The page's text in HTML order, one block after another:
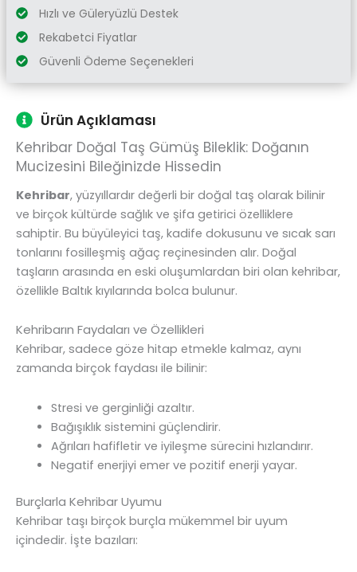
Hızlı ve Güleryüzlü Destek
Rekabetci Fiyatlar
Güvenli Ödeme Seçenekleri
Ürün Açıklaması
Kehribar Doğal Taş Gümüş Bileklik: Doğanın
Mucizesini Bileğinizde Hissedin
Kehribar, yüzyıllardır değerli bir doğal taş olarak bilinir
ve birçok kültürde sağlık ve şifa getirici özelliklere
sahiptir. Bu büyüleyici taş, kadife dokusunu ve sıcak sarı
tonlarını fosilleşmiş ağaç reçinesinden alır. Doğal
taşların arasında en eski oluşumlardan biri olan kehribar,
özellikle Baltık kıyılarında bolca bulunur.
Kehribarın Faydaları ve Özellikleri
Kehribar, sadece göze hitap etmekle kalmaz, aynı
zamanda birçok faydası ile bilinir:
Stresi ve gerginliği azaltır.
Bağışıklık sistemini güçlendirir.
Ağrıları hafifletir ve iyileşme sürecini hızlandırır.
Negatif enerjiyi emer ve pozitif enerji yayar.
Burçlarla Kehribar Uyumu
Kehribar taşı birçok burçla mükemmel bir uyum
içindedir. İşte bazıları: